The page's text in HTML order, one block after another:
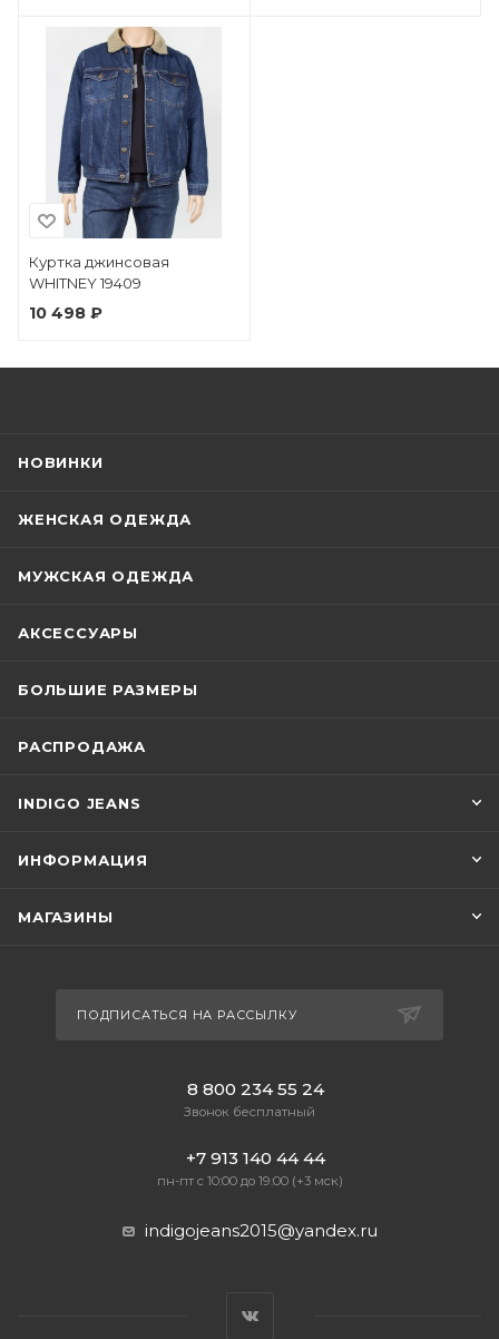
Куртка джинсовая
WHITNEY 19409
10 498 ₽
НОВИНКИ
ЖЕНСКАЯ ОДЕЖДА
МУЖСКАЯ ОДЕЖДА
АКСЕССУАРЫ
БОЛЬШИЕ РАЗМЕРЫ
РАСПРОДАЖА
INDIGO JEANS
ИНФОРМАЦИЯ
МАГАЗИНЫ
ПОДПИСАТЬСЯ НА РАССЫЛКУ
8 800 234 55 24
Звонок бесплатный
+7 913 140 44 44
пн-пт с 10:00 до 19:00 (+3 мск)
indigojeans2015@yandex.ru